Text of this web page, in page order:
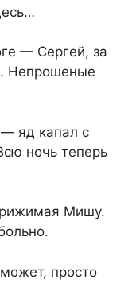
— Сергей, за
Непрошеные
яд капал с
ночь теперь
Мишу.
просто